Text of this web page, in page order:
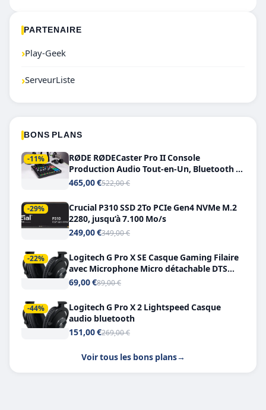
PARTENAIRE
›Play-Geek
›ServeurListe
BONS PLANS
-11%
RØDE RØDECaster Pro II Console
Production Audio Tout-en-Un, Bluetooth et
Double USB-C
465,00 €522,00 €
-29%
Crucial P310 SSD 2To PCIe Gen4 NVMe M.2
2280, jusqu’à 7.100 Mo/s
249,00 €349,00 €
-22%
Logitech G Pro X SE Casque Gaming Filaire
avec Microphone Micro détachable DTS
Headphone X 7.1
69,00 €89,00 €
-44%
Logitech G Pro X 2 Lightspeed Casque
audio bluetooth
151,00 €269,00 €
Voir tous les bons plans→